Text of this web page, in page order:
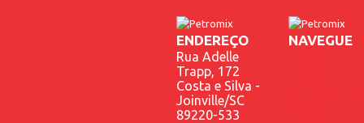
ENDEREÇO
Rua Adelle
Trapp, 172
Costa e Silva -
Joinville/SC
89220-533
NAVEGUE